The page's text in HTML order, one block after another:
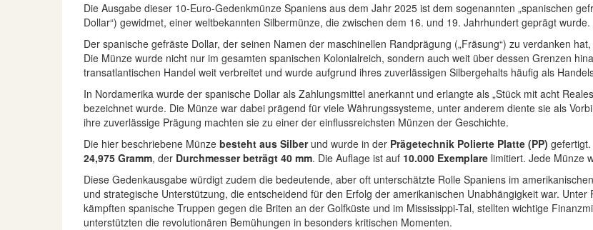
Die Ausgabe dieser 10-Euro-Gedenkmünze Spaniens aus dem Jahr 2025 ist dem sogenannten „spanischen
Dollar“) gewidmet, einer weltbekannten Silbermünze, die zwischen dem 16. und 19. Jahrhundert geprägt wurde.
Der spanische gefräste Dollar, der seinen Namen der maschinellen Randprägung („Fräsung“) zu verdanken
Die Münze wurde nicht nur im gesamten spanischen Kolonialreich, sondern auch weit über dessen Grenzen
transatlantischen Handel weit verbreitet und wurde aufgrund ihres zuverlässigen Silbergehalts häufig als
In Nordamerika wurde der spanische Dollar als Zahlungsmittel anerkannt und erlangte als „Stück mit acht
bezeichnet wurde. Die Münze war dabei prägend für viele Währungssysteme, unter anderem diente sie als
ihre zuverlässige Prägung machten sie zu einer der einflussreichsten Münzen der Geschichte.
Die hier beschriebene Münze besteht aus Silberund wurde in der Prägetechnik Polierte Platte (PP)
24,975 Gramm, der Durchmesser beträgt 40 mm. Die Auflage ist auf 10.000 Exemplare limitiert. Jede Münze
Diese Gedenkausgabe würdigt zudem die bedeutende, aber oft unterschätzte Rolle Spaniens im
und strategische Unterstützung, die entscheidend für den Erfolg der amerikanischen Unabhängigkeit war.
kämpften spanische Truppen gegen die Briten an der Golfküste und im Mississippi-Tal, stellten wichtige
unterstützten die revolutionären Bemühungen in besonders kritischen Momenten.